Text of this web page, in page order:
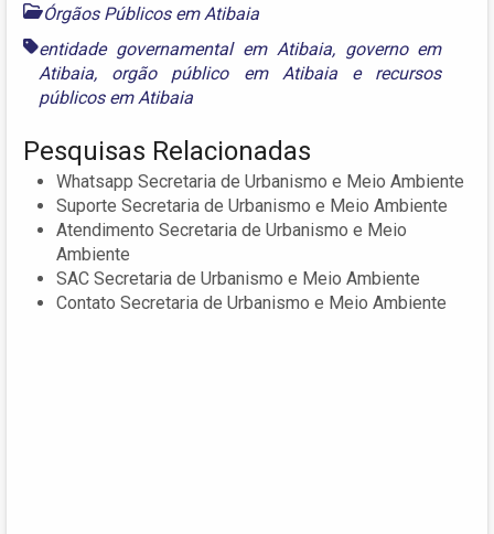
Órgãos Públicos em Atibaia
entidade governamental em Atibaia, governo em
Atibaia, orgão público em Atibaiae recursos
públicos em Atibaia
Pesquisas Relacionadas
Whatsapp Secretaria de Urbanismo e Meio Ambiente
Suporte Secretaria de Urbanismo e Meio Ambiente
Atendimento Secretaria de Urbanismo e Meio
Ambiente
SAC Secretaria de Urbanismo e Meio Ambiente
Contato Secretaria de Urbanismo e Meio Ambiente